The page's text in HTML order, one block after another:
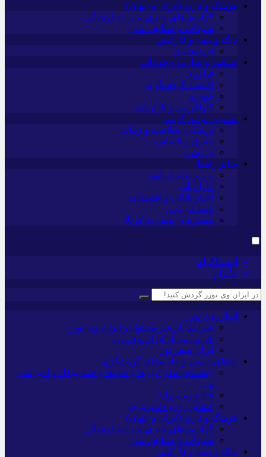
فرهنگ و تاریخ (ایران و جهان)
گزارش‌های خبری میراث فرهنگی
سوغات و صنایع دستی
بانک و بیمه و فارکس
ارزدیجیتال
صنعت و تجارت و خدمات
فناوری
اقتصاد گردشگری
خودرو
کارآفرینی و بازاریابی
عمومی و سرگرمی
پزشکی، سلامت و زیبایی
حقوق و قضایی
ورزشی
سایر راه‌ها
تور و سفر ایرانی
کارا دیلی
اخبار بانکی و اقتصادی
بلیط اتوبوس
مسیرهای نجف به کربلا
اینستاگرام
تلگرام
ایران وی تورز
شرایط بازنشر محتوا در ایران وی تورز
خرید رپورتاژ ایران وی تورز
ایران سفر تور
جاهای دیدنی و جاذبه‌های گردشگری
راهنمای سفر (تورها و هتل‌ها و حمل‌و‌نقل و آموزشی
و…)
غذا و رستوران
کشاورزی و دامپروری
فرهنگ و تاریخ (ایران و جهان)
گزارش‌های خبری میراث فرهنگی
سوغات و صنایع دستی
بانک و بیمه و فارکس